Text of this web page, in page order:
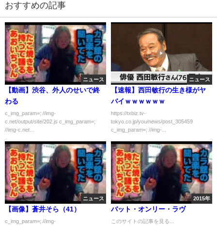
おすすめの記事
ニュース
【動画】渋谷、外人のせいで終
わる
c_img_param=; //img-
c.net/output/site/202.js c_img_param=;
//img-c.net...
ニュース
【速報】西田敏行の生き様がヤ
バイｗｗｗｗｗｗ
https://txbiz.tv-
tokyo.co.jp/you/news/post_305459
c_img_param=; //img-...
ニュース
【画像】蒼井そら（41）
c_img_param=; //img-
2015年
バット・オンリー・ラヴ
このサイトの記事を見る...